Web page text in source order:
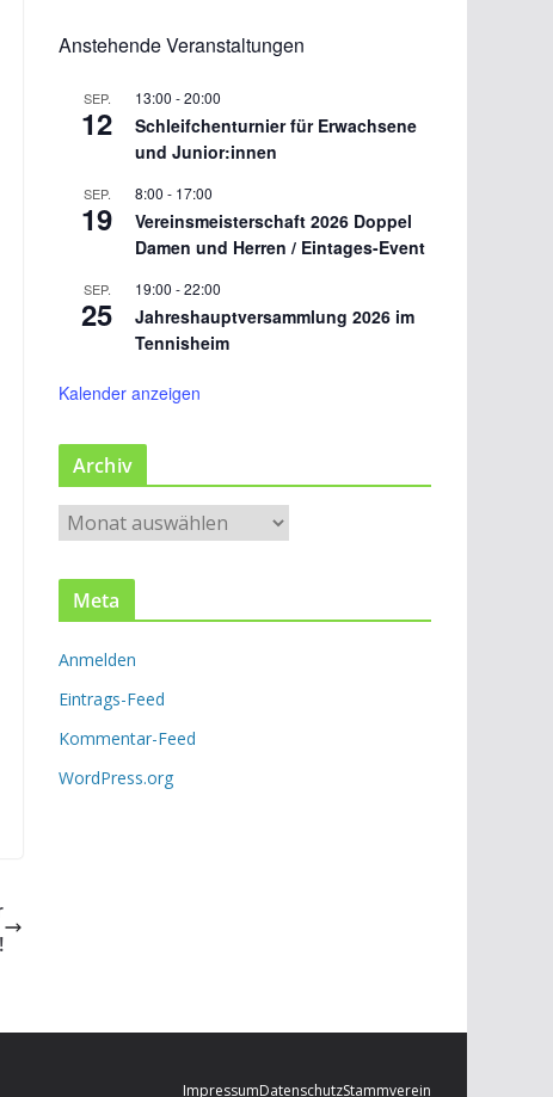
Anstehende Veranstaltungen
SEP.
12
13:00 -20:00
Schleifchenturnier für Erwachsene
und Junior:innen
SEP.
19
8:00 - 17:00
Vereinsmeisterschaft 2026 Doppel
Damen und Herren / Eintages-Event
SEP.
25
19:00 -22:00
Jahreshauptversammlung 2026 im
Tennisheim
Kalender anzeigen
Archiv
r
c
v
Meta
Anmelden
Eintrags-Feed
Kommentar-Feed
WordPress.org
ImpressumDatenschutzStammverein